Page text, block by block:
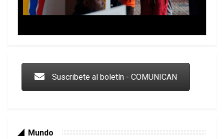
Suscribete al boletín - COMUNICAN
Mundo